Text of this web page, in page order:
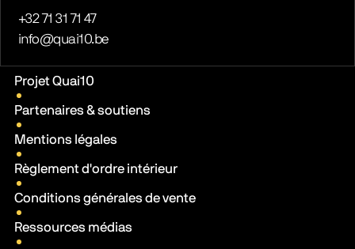
Téléphone
+32 71 31 71 47
E-mail
info@quai10.be
Liens pratiques
Projet Quai10
Partenaires & soutiens
Mentions légales
Règlement d'ordre intérieur
Conditions générales de vente
Ressources médias